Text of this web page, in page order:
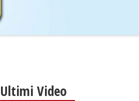
Ultimi Video